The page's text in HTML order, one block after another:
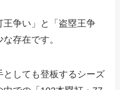
王争い」と「盗塁王争
存在です。
としても登板するシーズ